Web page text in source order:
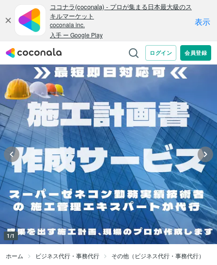
1/1
ホーム ビジネス代行・事務代行 その他（ビジネス代行・事務代行）